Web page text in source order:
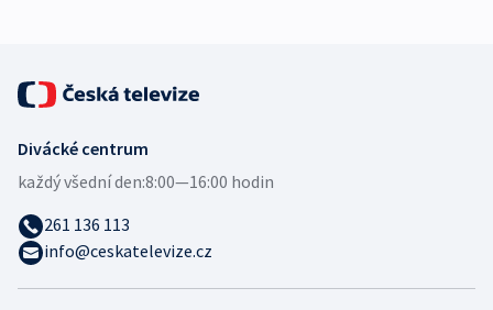
Divácké centrum
každý všední den:8:00—16:00 hodin
261 136 113
info@ceskatelevize.cz